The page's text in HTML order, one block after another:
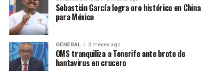
desde tiendas online hasta comercios locales. Las
inscripciones son gratuitas y estarán abiertas hasta las
10:00 a.m. del 2 de septiembre (hora peruana). Para
registrarse, los interesados deben visitar la página
oficial del evento y completar su correo electrónico
profesional.
Sebastián García logra oro histórico en China
para México
GENERAL 3 meses ago
OMS tranquiliza a Tenerife ante brote de
hantavirus en crucero